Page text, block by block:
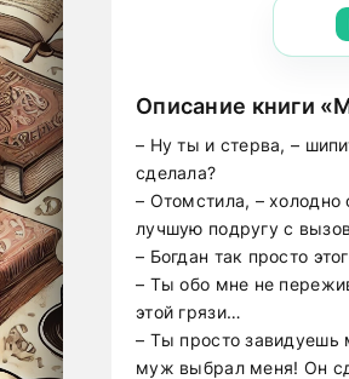
Описание книги
– Ну ты и стерва, –
сделала?
– Отомстила, –
лучшую подругу с
– Богдан так просто
– Ты обо мне не
этой грязи…
– Ты просто завидуешь
муж выбрал меня! Он